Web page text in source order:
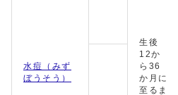
水痘（みず
ぼうそう）
生後
12か
ら36
か月に
至るま